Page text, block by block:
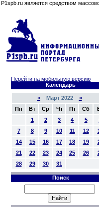
P1spb.ru является средством
Перейти на мобильную версию
Календарь
«Март 2022 »
Пн
Вт Ср Чт Пт Сб
1
2 3 4 5
7
8 9 10 11 12
14
15 16 17 18 19
21
22 23 24 25 26
28
29 30 31
Поиск